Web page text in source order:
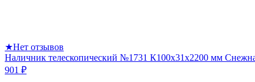
★Нет отзывов
Наличник телескопический №1731 К100х31х2200 мм
901 ₽